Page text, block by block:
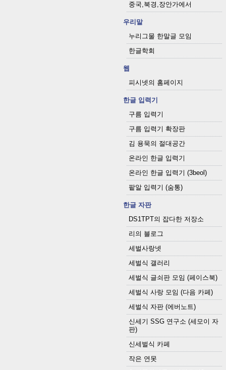
중국,북경,장안가에서
우리말
누리그물 한말글 모임
한글학회
웹
피시넷의 홈페이지
한글 입력기
구름 입력기
구름 입력기 확장판
김 용묵의 절대공간
온라인 한글 입력기
온라인 한글 입력기 (3beol)
팥알 입력기 (숨통)
한글 자판
DS1TPT의 잡다한 저장소
리의 블로그
세벌사랑넷
세벌식 갤러리
세벌식 글쇠판 모임 (페이스북)
세벌식 사랑 모임 (다음 카페)
세벌식 자판 (에버노트)
신세기 SSG 연구소 (세모이 자
판)
신세벌식 카페
작은 연못